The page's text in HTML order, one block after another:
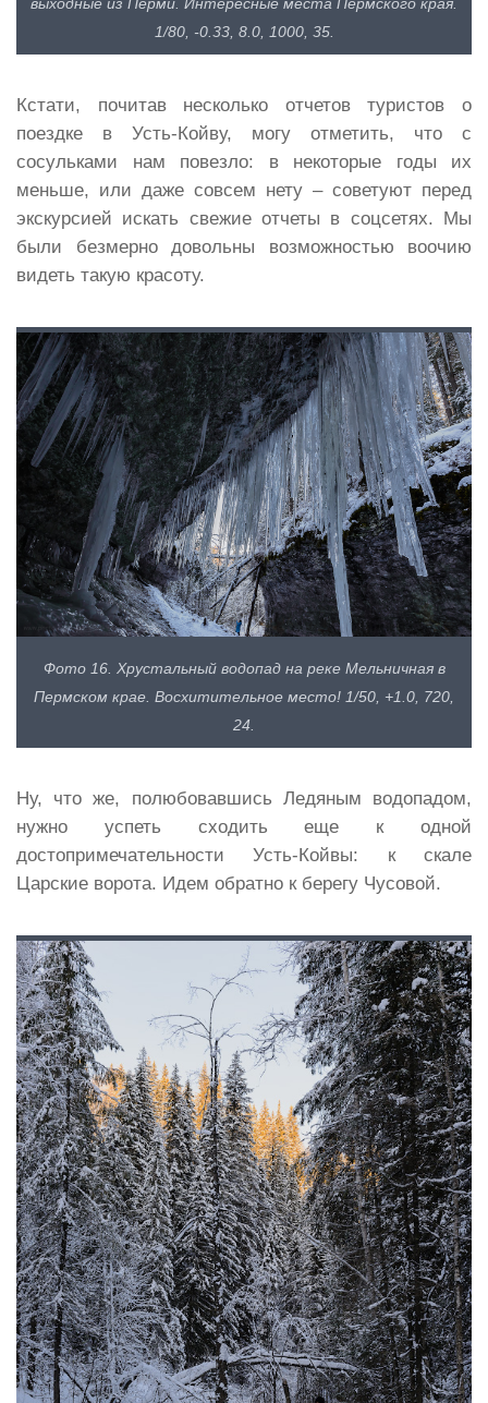
1/80, -0.33, 8.0, 1000, 35.
Кстати, почитав несколько отчетов туристов о
поездке в Усть-Койву, могу отметить, что с
сосульками нам повезло: в некоторые годы их
меньше, или даже совсем нету – советуют перед
экскурсией искать свежие отчеты в соцсетях. Мы
были безмерно довольны возможностью воочию
видеть такую красоту.
Фото 16. Хрустальный водопад на реке Мельничная в
Пермском крае. Восхитительное место! 1/50, +1.0, 720,
24.
Ну, что же, полюбовавшись Ледяным водопадом,
нужно успеть сходить еще к одной
достопримечательности Усть-Койвы: к скале
Царские ворота. Идем обратно к берегу Чусовой.